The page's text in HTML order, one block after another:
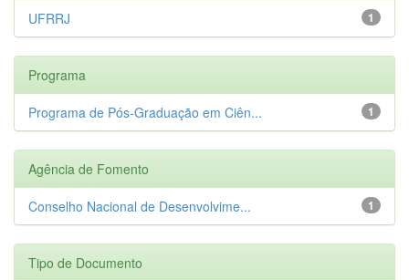
1
UFRRJ
Programa
1
Programa de Pós-Graduação em Ciên...
Agência de Fomento
1
Conselho Nacional de Desenvolvime...
Tipo de Documento